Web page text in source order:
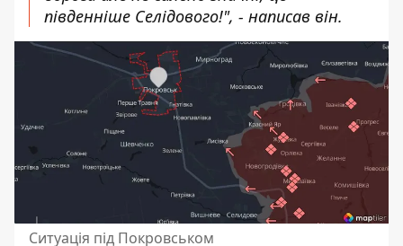
південніше Селідового!", - написав він.
Ситуація під Покровськом